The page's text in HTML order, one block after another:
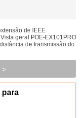
de IEEE
geral POE-EX101PRO
de transmissão do
>
para